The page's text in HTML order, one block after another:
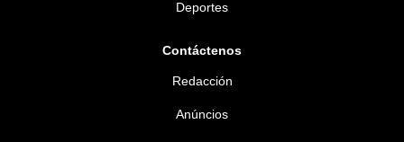
Deportes
Contáctenos
Redacción
Anúncios